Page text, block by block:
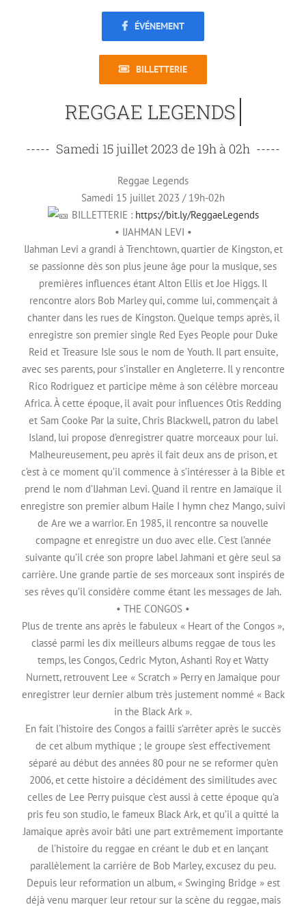
ÉVÉNEMENT
BILLETTERIE
----- -----
Reggae Legends
Samedi 15 juillet 2023 / 19h-02h
BILLETTERIE : https://bit.ly/ReggaeLegends
• IJAHMAN LEVI •
IJahman Levi a grandi à Trenchtown, quartier de Kingston, et
se passionne dès son plus jeune âge pour la musique, ses
premières influences étant Alton Ellis et Joe Higgs. Il
rencontre alors Bob Marley qui, comme lui, commençait à
chanter dans les rues de Kingston. Quelque temps après, il
enregistre son premier single Red Eyes People pour Duke
Reid et Treasure Isle sous le nom de Youth. Il part ensuite,
avec ses parents, pour s’installer en Angleterre. Il y rencontre
Rico Rodriguez et participe même à son célèbre morceau
Africa. À cette époque, il avait pour influences Otis Redding
et Sam Cooke Par la suite, Chris Blackwell, patron du label
Island, lui propose d’enregistrer quatre morceaux pour lui.
Malheureusement, peu après il fait deux ans de prison, et
c’est à ce moment qu’il commence à s’intéresser à la Bible et
prend le nom d’IJahman Levi. Quand il rentre en Jamaïque il
enregistre son premier album Haile I hymn chez Mango, suivi
de Are we a warrior. En 1985, il rencontre sa nouvelle
compagne et enregistre un duo avec elle. C’est l’année
suivante qu’il crée son propre label Jahmani et gère seul sa
carrière. Une grande partie de ses morceaux sont inspirés de
ses rêves qu’il considère comme étant les messages de Jah.
• THE CONGOS •
Plus de trente ans après le fabuleux « Heart of the Congos »,
classé parmi les dix meilleurs albums reggae de tous les
temps, les Congos, Cedric Myton, Ashanti Roy et Watty
Nurnett, retrouvent Lee « Scratch » Perry en Jamaique pour
enregistrer leur dernier album très justement nommé « Back
in the Black Ark ».
En fait l’histoire des Congos a failli s’arrêter après le succès
de cet album mythique ; le groupe s’est effectivement
séparé au début des années 80 pour ne se reformer qu’en
2006, et cette histoire a décidément des similitudes avec
celles de Lee Perry puisque c’est aussi à cette époque qu’a
pris feu son studio, le fameux Black Ark, et qu’il a quitté la
Jamaique après avoir bâti une part extrêmement importante
de l’histoire du reggae en créant le dub et en lançant
parallèlement la carrière de Bob Marley, excusez du peu.
Depuis leur reformation un album, « Swinging Bridge » est
déjà venu marquer leur retour sur la scène du reggae, mais